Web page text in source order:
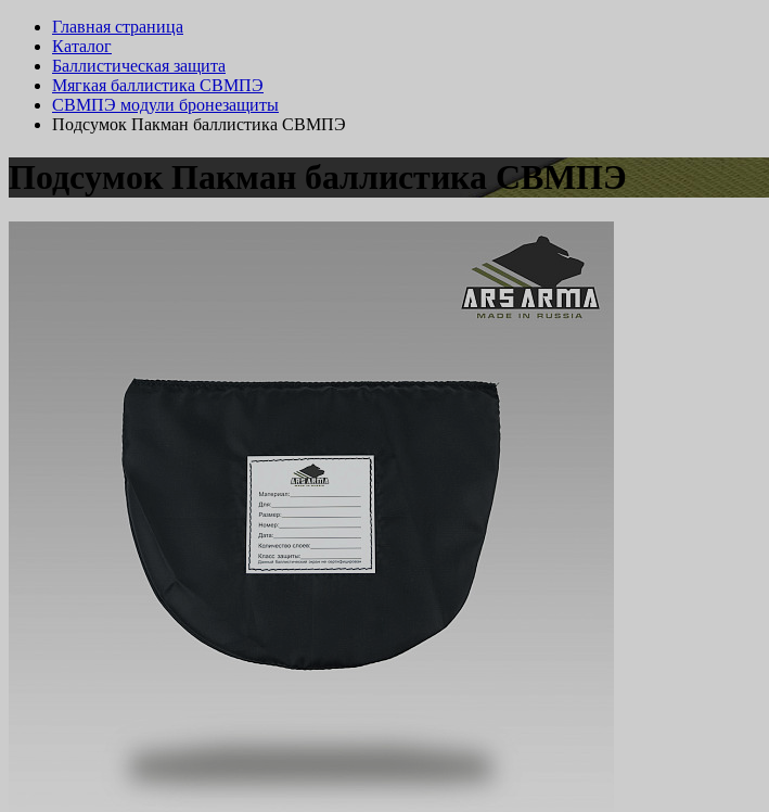
Главная страница
Каталог
Баллистическая защита
Мягкая баллистика СВМПЭ
СВМПЭ модули бронезащиты
Подсумок Пакман баллистика СВМПЭ
Подсумок Пакман баллистика СВМПЭ